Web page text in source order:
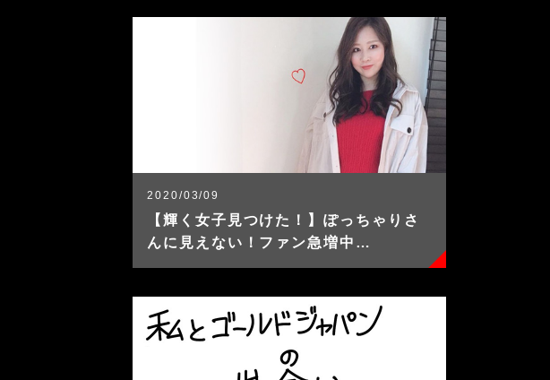
2020/03/09
【輝く女子見つけた！】ぽっちゃりさ
んに見えない！ファン急増中…